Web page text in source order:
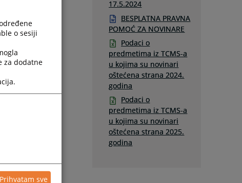
17.5.2024
BESPLATNA PRAVNA
POMOĆ ZA NOVINARE
Podaci o
predmetima iz TCMS-a
u kojima su novinari
oštećena strana 2024.
godina
Podaci o
predmetima iz TCMS-a
u kojima su novinari
oštećena strana 2025.
godina
o sesiji
za dodatne
Prihvatam sve